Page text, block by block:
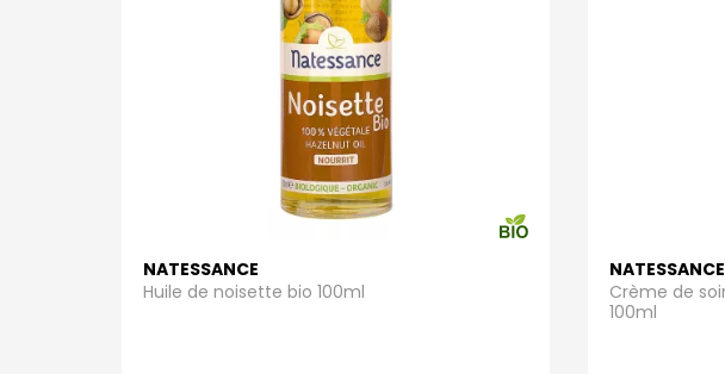
NATESSANCE
Huile de noisette bio 100ml
NATESSANCE
Crème de
100ml